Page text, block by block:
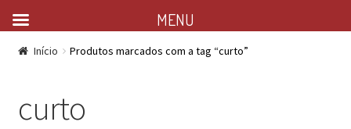
Início Produtos marcados com a tag “curto”
curto
MENU